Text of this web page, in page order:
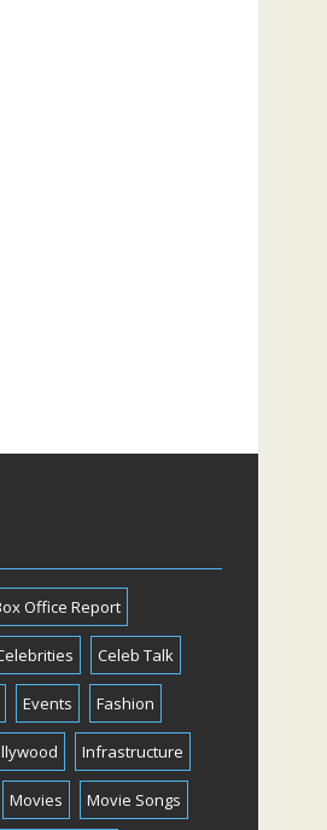
Office Report
Celeb Talk
Events Fashion
Infrastructure
Movies Movie Songs